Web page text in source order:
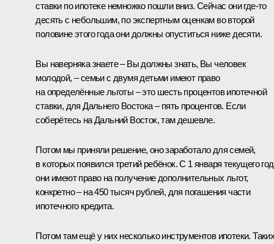
ставки по ипотеке немножко пошли вниз. Сейчас они где‑то
десять с небольшим, по экспертным оценкам во второй
половине этого года они должны опуститься ниже десяти.
Вы наверняка знаете – Вы должны знать, Вы человек
молодой, – семьи с двумя детьми имеют право
на определённые льготы – это шесть процентов ипотечной
ставки, для Дальнего Востока – пять процентов. Если
соберётесь на Дальний Восток, там дешевле.
Потом мы приняли решение, оно заработало для семей,
в которых появился третий ребёнок. С 1 января текущего
они имеют право на получение дополнительных льгот,
конкретно – на 450 тысяч рублей, для погашения части
ипотечного кредита.
Потом там ещё у них несколько инструментов ипотеки.